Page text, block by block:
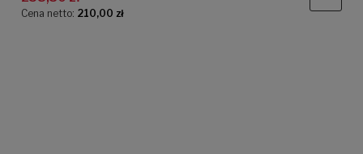
Cena netto: 210,00 zł